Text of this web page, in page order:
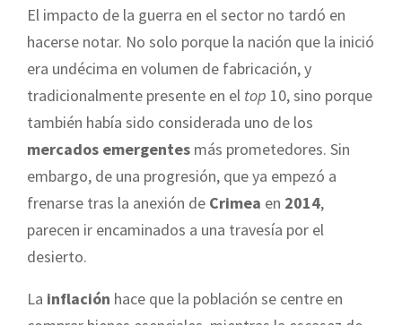
El impacto de la guerra en el sector no tardó en
hacerse notar. No solo porque la nación que la inició
era undécima en volumen de fabricación, y
tradicionalmente presente en el top 10, sino porque
también había sido considerada uno de los
mercados emergentes más prometedores. Sin
embargo, de una progresión, que ya empezó a
frenarse tras la anexión de Crimea en 2014,
parecen ir encaminados a una travesía por el
desierto.
La inflación hace que la población se centre en